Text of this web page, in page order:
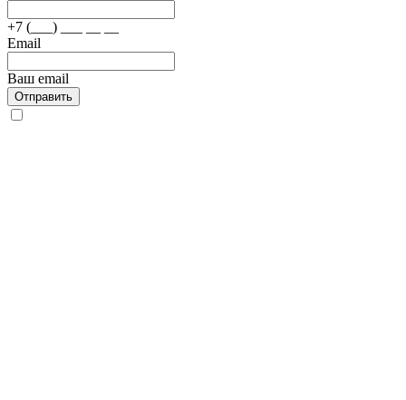
+7 (___) ___ __ __
Email
Ваш email
Отправить